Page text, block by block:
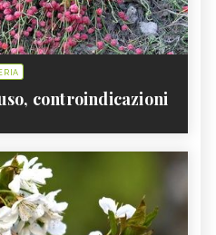
controindicazioni